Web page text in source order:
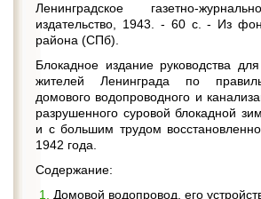
Ленинградское газетно-
издательство, 1943. - 60 с. - Из
района (СПб).
Блокадное издание руководства
жителей Ленинграда по
домового водопроводного и
разрушенного суровой блокадной
и с большим трудом
1942 года.
Содержание:
Домовой водопровод, его